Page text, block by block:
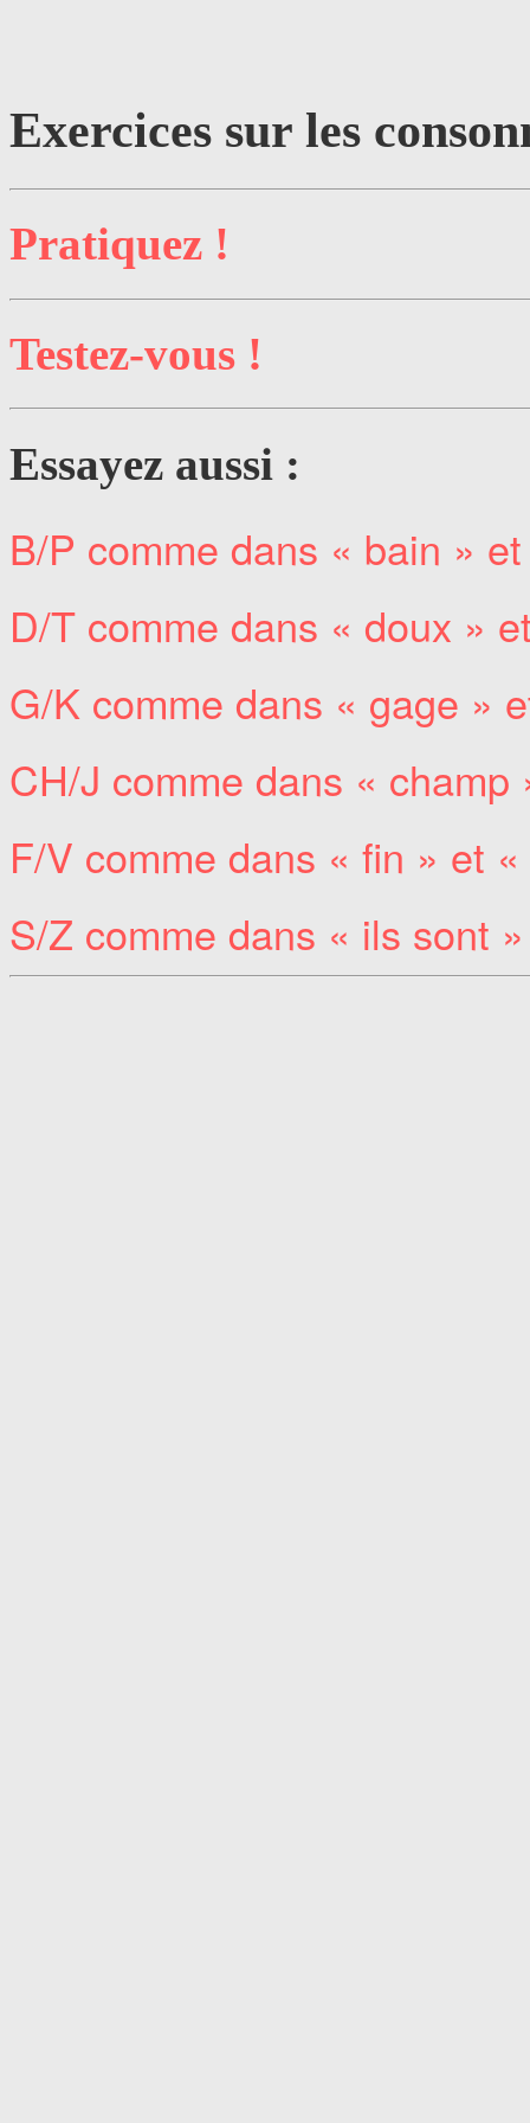
Exercices sur les
Pratiquez !
Testez-vous !
Essayez aussi :
B/P comme dans « bain »
D/T comme dans « doux »
G/K comme dans « gage »
CH/J comme dans « champ
F/V comme dans « fin » et
S/Z comme dans « ils sont